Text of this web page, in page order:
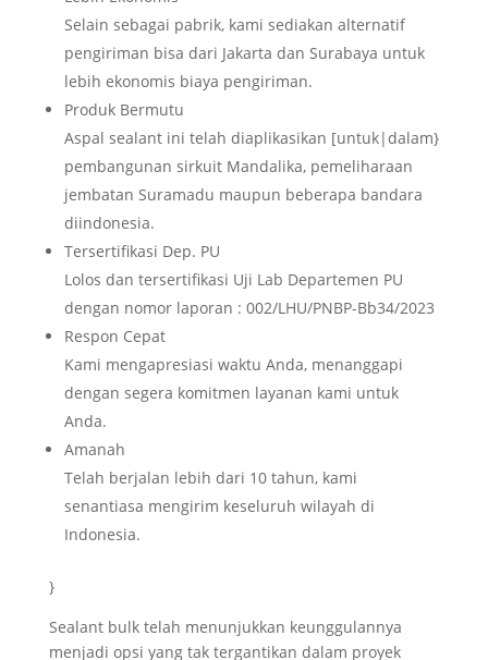
Selain sebagai pabrik, kami sediakan alternatif
pengiriman bisa dari Jakarta dan Surabaya untuk
lebih ekonomis biaya pengiriman.
Produk Bermutu
Aspal sealant ini telah diaplikasikan [untuk|dalam}
pembangunan sirkuit Mandalika, pemeliharaan
jembatan Suramadu maupun beberapa bandara
diindonesia.
Tersertifikasi Dep. PU
Lolos dan tersertifikasi Uji Lab Departemen PU
dengan nomor laporan : 002/LHU/PNBP-Bb34/2023
Respon Cepat
Kami mengapresiasi waktu Anda, menanggapi
dengan segera komitmen layanan kami untuk
Anda.
Amanah
Telah berjalan lebih dari 10 tahun, kami
senantiasa mengirim keseluruh wilayah di
Indonesia.
}
Sealant bulk telah menunjukkan keunggulannya
menjadi opsi yang tak tergantikan dalam proyek